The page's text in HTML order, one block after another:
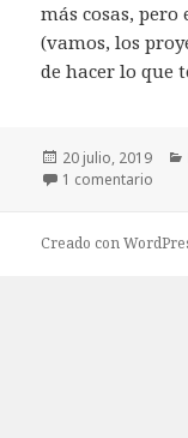
más cosas,
(vamos, los
de hacer lo que
Publicado
el
20 julio, 2019
1 comentario
Creado con